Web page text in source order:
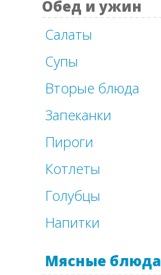
Обед и ужин
Салаты
Супы
Вторые блюда
Запеканки
Пироги
Котлеты
Голубцы
Напитки
Мясные блюда